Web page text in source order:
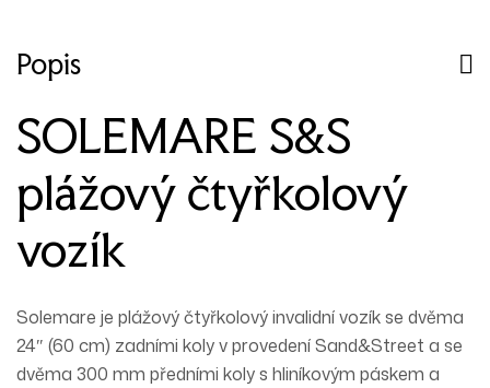
Popis
SOLEMARE S&S
plážový čtyřkolový
vozík
Solemare je plážovýčtyřkolový invalidní vozík se dvěma
24″ (60 cm) zadními koly v provedení Sand&Street a se
dvěma 300 mm předními koly s hliníkovým páskem a